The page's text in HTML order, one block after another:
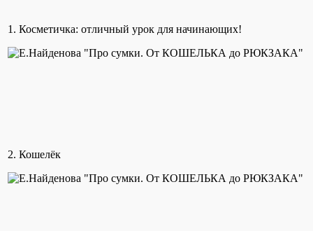
1. Косметичка: отличный урок для начинающих!
2. Кошелёк